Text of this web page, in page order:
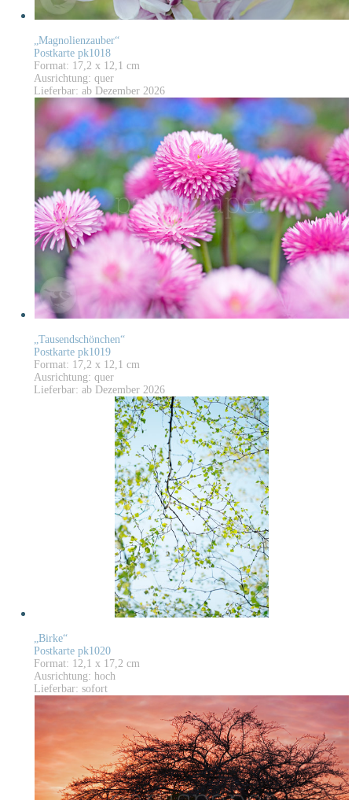
„Magnolienzauber“
Postkarte pk1018
Format: 17,2 x 12,1 cm
Ausrichtung: quer
Lieferbar: ab Dezember 2026
„Tausendschönchen“
Postkarte pk1019
Format: 17,2 x 12,1 cm
Ausrichtung: quer
Lieferbar: ab Dezember 2026
„Birke“
Postkarte pk1020
Format: 12,1 x 17,2 cm
Ausrichtung: hoch
Lieferbar: sofort